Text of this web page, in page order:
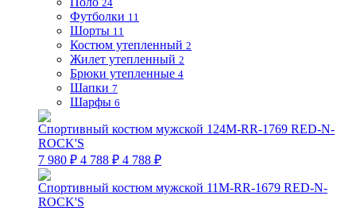
24
Футболки 11
Шорты 11
Костюм утепленный 2
Жилет утепленный 2
Брюки утепленные 4
Шапки 7
Шарфы 6
Спортивный костюм мужской 124M-RR-1769 RED-N-
ROCK'S
7 980 ₽ 4 788 ₽ 4 788 ₽
Спортивный костюм мужской 11M-RR-1679 RED-N-
ROCK'S